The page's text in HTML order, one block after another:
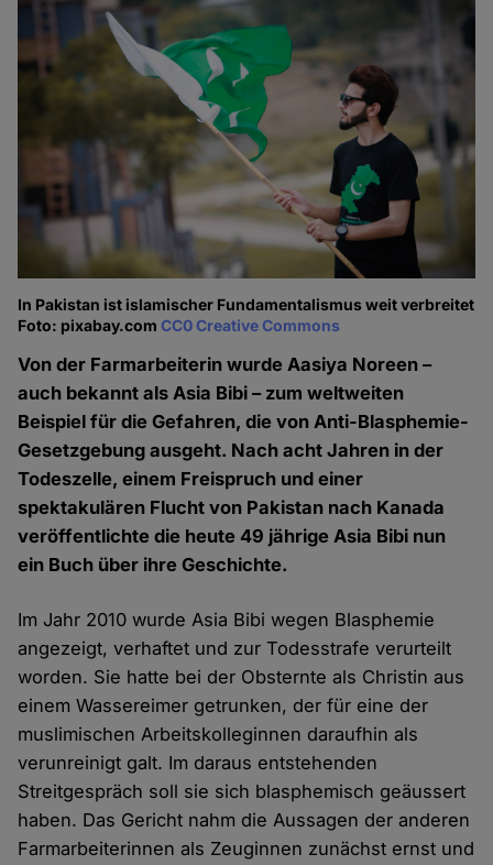
In Pakistan ist islamischer Fundamentalismus weit verbreitet
Foto: pixabay.comCC0 Creative Commons
Von der Farmarbeiterin wurde Aasiya Noreen –
auch bekannt als Asia Bibi – zum weltweiten
Beispiel für die Gefahren, die von Anti-Blasphemie-
Gesetzgebung ausgeht. Nach acht Jahren in der
Todeszelle, einem Freispruch und einer
spektakulären Flucht von Pakistan nach Kanada
veröffentlichte die heute 49 jährige Asia Bibi nun
ein Buch über ihre Geschichte.
Im Jahr 2010 wurde Asia Bibi wegen Blasphemie
angezeigt, verhaftet und zur Todesstrafe verurteilt
worden. Sie hatte bei der Obsternte als Christin aus
einem Wassereimer getrunken, der für eine der
muslimischen Arbeitskolleginnen daraufhin als
verunreinigt galt. Im daraus entstehenden
Streitgespräch soll sie sich blasphemisch geäussert
haben. Das Gericht nahm die Aussagen der anderen
Farmarbeiterinnen als Zeuginnen zunächst ernst und